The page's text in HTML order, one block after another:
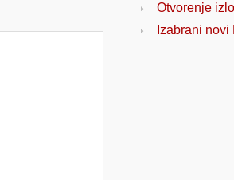
Otvorenje
Izabrani